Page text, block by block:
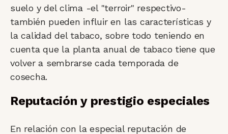
suelo y del clima -el "terroir" respectivo-
también pueden influir en las características y
la calidad del tabaco, sobre todo teniendo en
cuenta que la planta anual de tabaco tiene que
volver a sembrarse cada temporada de
cosecha.
Reputación y prestigio especiales
En relación con la especial reputación de